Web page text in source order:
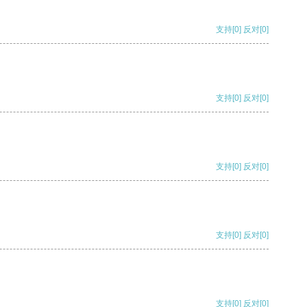
支持[0] 反对[0]
支持[0] 反对[0]
支持[0] 反对[0]
支持[0] 反对[0]
支持[0] 反对[0]